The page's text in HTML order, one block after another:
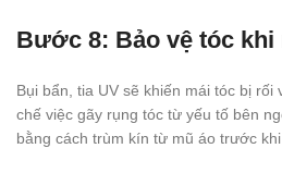
Bước 8: Bảo vệ tóc khi
Bụi bẩn, tia UV sẽ khiến mái tóc bị rối
chế việc gãy rụng tóc từ yếu tố bên
bằng cách trùm kín từ mũ áo trước